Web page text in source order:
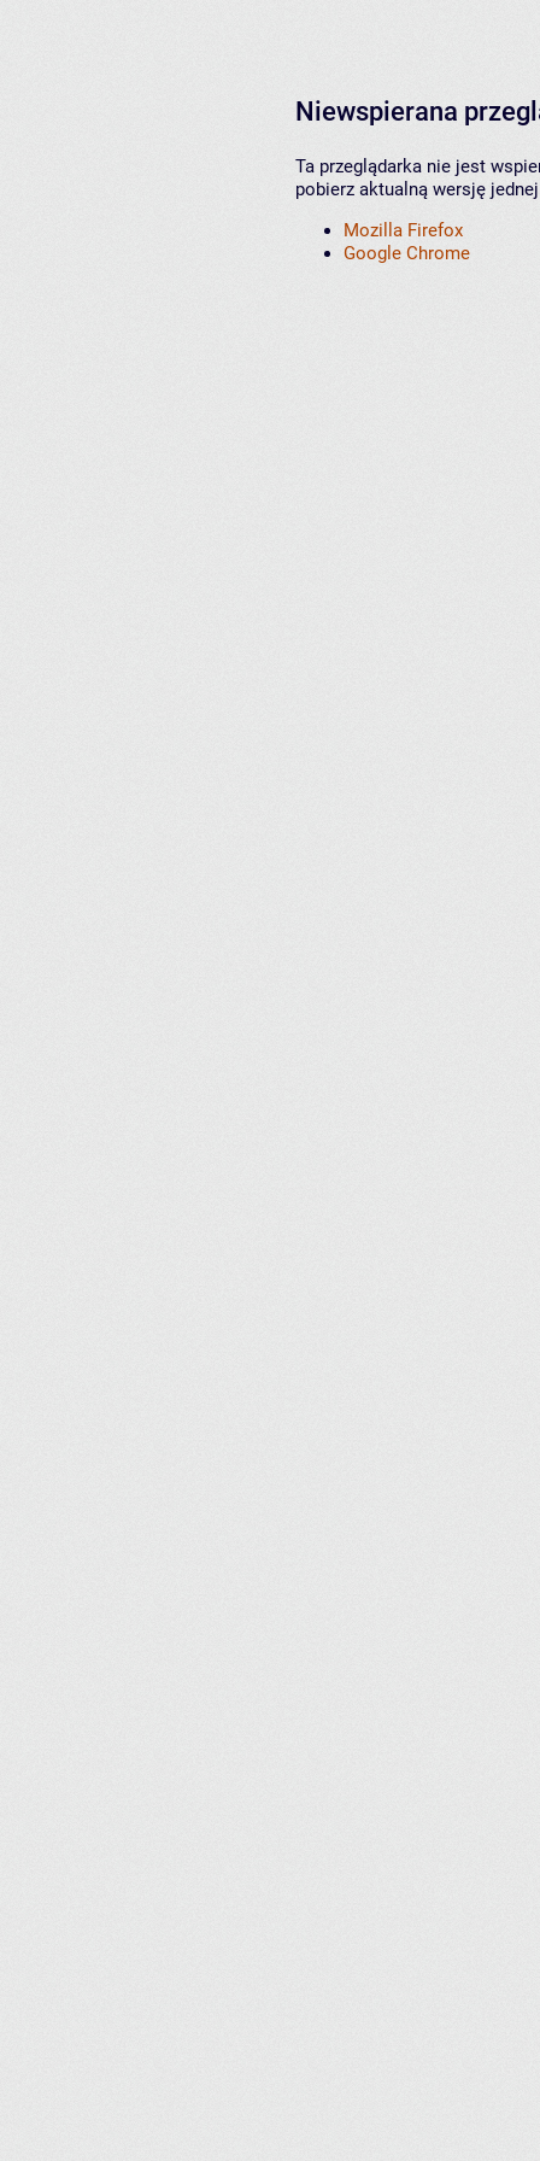
Niewspierana
Ta przeglądarka nie jest
pobierz aktualną wersję
Mozilla Firefox
Google Chrome